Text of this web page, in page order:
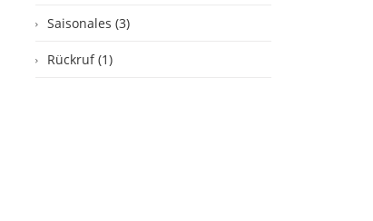
Saisonales (3)
Rückruf (1)